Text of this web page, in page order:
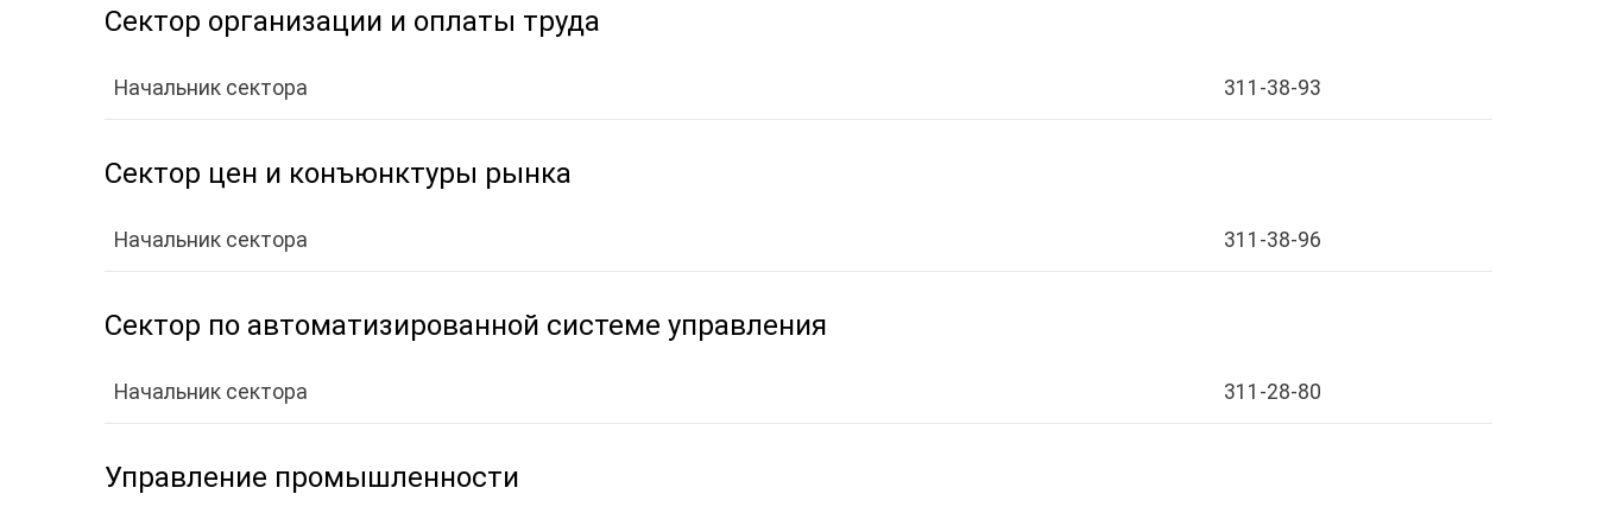
Сектор организации и оплаты труда
Начальник сектора 311-38-93
Сектор цен и конъюнктуры рынка
Начальник сектора 311-38-96
Сектор по автоматизированной системе управления
Начальник сектора 311-28-80
Управление промышленности